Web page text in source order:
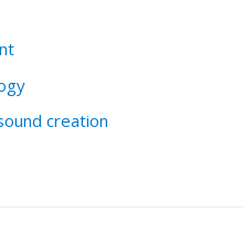
creation